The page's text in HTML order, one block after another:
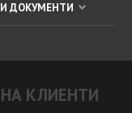
ДОКУМЕНТИ
КЛИЕНТИ